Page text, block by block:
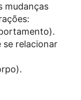
mudanças
se relacionar